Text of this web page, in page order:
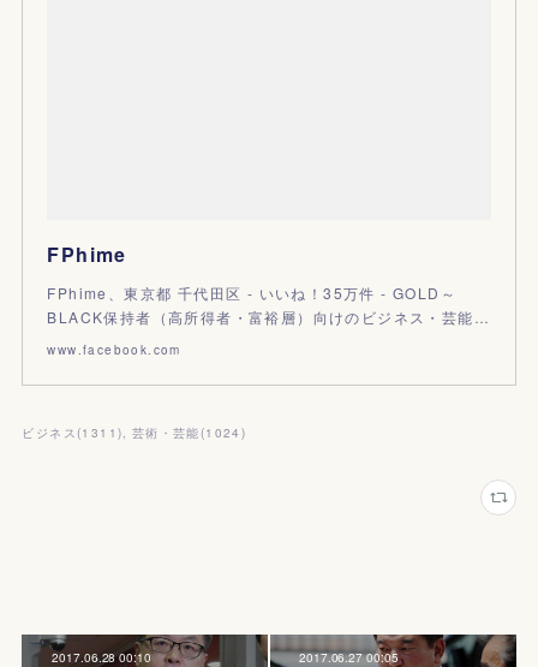
FPhime
FPhime、東京都 千代田区 - いいね！35万件 - GOLD～
BLACK保持者（高所得者・富裕層）向けのビジネス・芸能…
www.facebook.com
ビジネス (1311 ) 芸術・芸能 (1024 )
2017.06.28 00:10 2017.06.27 00:05